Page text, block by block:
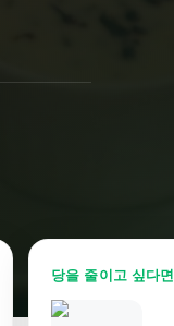
당을 줄이고 싶다면